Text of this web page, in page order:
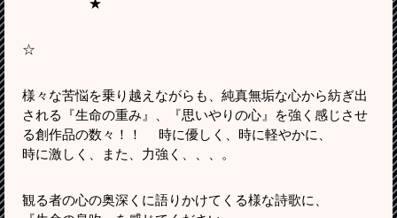
★
☆
様々な苦悩を乗り越えながらも、純真無垢な心から紡ぎ出
される『生命の重み』、『思いやりの心』を強く感じさせ
る創作品の数々！！ 時に優しく、時に軽やかに、
時に激しく、また、力強く、、、。
観る者の心の奥深くに語りかけてくる様な詩歌に、